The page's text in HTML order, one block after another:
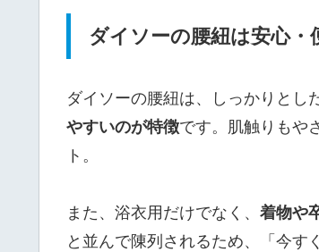
ダイソーの腰紐は安心・
ダイソーの腰紐は、しっかりとし
やすいのが特徴です。肌触りもや
ト。
また、浴衣用だけでなく、 着物や
と並んで陳列されるため、「今す